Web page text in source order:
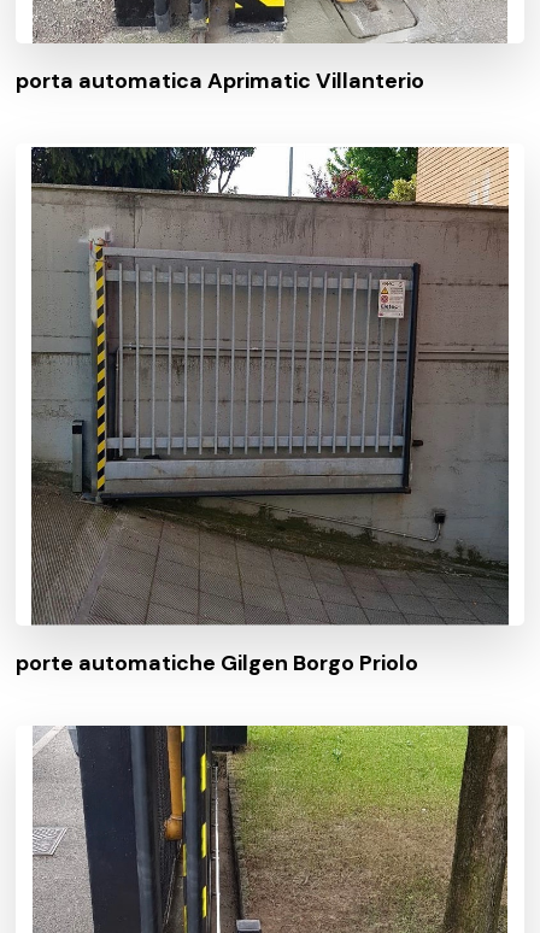
porta automatica Aprimatic Villanterio
porte automatiche Gilgen Borgo Priolo